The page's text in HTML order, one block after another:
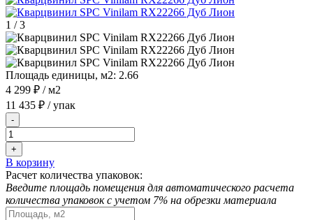
1 /3
Площадь единицы, м2: 2.66
4 299 ₽ / м2
11 435 ₽ / упак
-
+
В корзину
Расчет количества упаковок:
Введите площадь помещения для автоматического расчета
количества упаковок с учетом 7% на обрезки материала